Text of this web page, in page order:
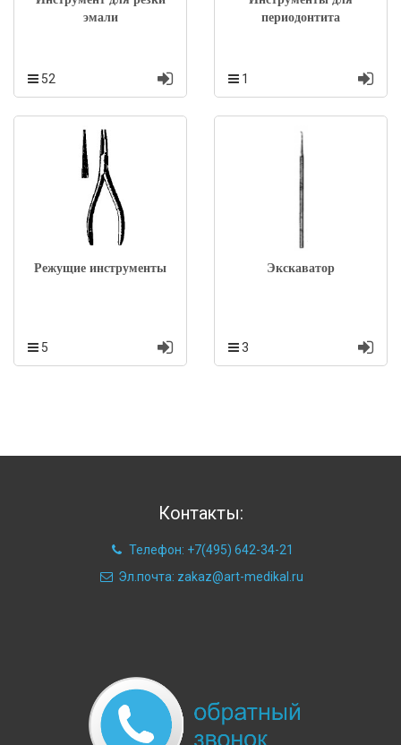
эмали
52
периодонтита
1
Режущие инструменты
5
Экскаватор
3
Контакты:
Телефон: +7(495) 642-34-21
Эл.почта: zakaz@art-medikal.ru